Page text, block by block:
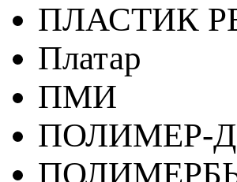
ПЛАСТИК
Платар
ПМИ
ПОЛИМЕР-